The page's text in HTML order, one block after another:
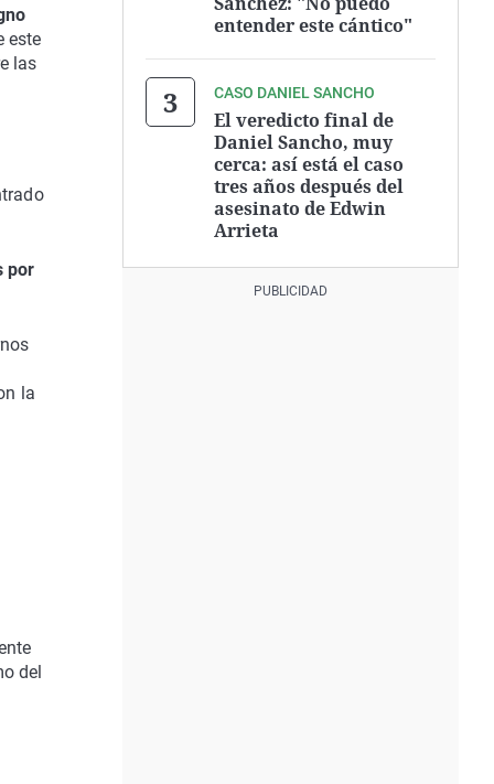
este
las
por
la
del
entender este cántico"
CASO DANIEL SANCHO
El veredicto final de
Daniel Sancho, muy
cerca: así está el caso
tres años después del
asesinato de Edwin
Arrieta